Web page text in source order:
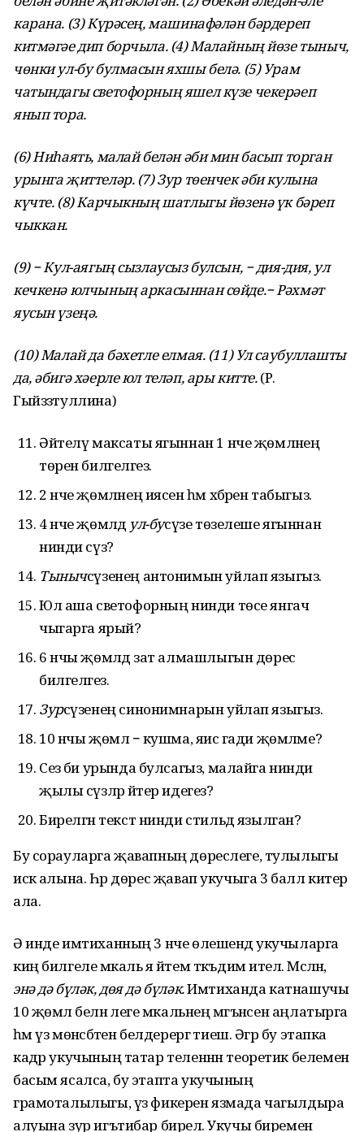
карана. (3) Күрәсең, машина­фәлән бәрдереп
китмәгәе дип борчыла. (4) Малайның йөзе тыныч,
чөнки ул-бу булмасын яхшы белә. (5) Урам
чатындагы светофорның яшел күзе чекерәеп
янып тора.
(6) Ниһаять, малай белән әби мин басып торган
урынга җиттеләр. (7) Зур төенчек әби кулына
күчте. (8) Карчыкның шатлыгы йөзенә үк бәреп
чыккан.
(9) − Кул-аягың сызлаусыз булсын, − дия-дия, ул
кечкенә юлчының аркасыннан сөйде.− Рәхмәт
яусын үзеңә.
(10) Малай да бәхетле елмая. (11) Ул саубуллашты
да, әбигә хәерле юл теләп, ары китте.(Р.
Гыйззәтуллина)
Әйтелү максаты ягыннан 1 нче җөмләнең
төрен билгеләгез.
2 нче җөмләнең иясен һәм хәбәрен табыгыз.
4 нче җөмләдә ул-бусүзе төзелеше ягыннан
нинди сүз?
Тынычсүзенең антонимын уйлап языгыз.
Юл аша светофорның нинди төсе янгач
чыгарга ярый?
6 нчы җөмләдә зат алмашлыгын дөрес
билгеләгез.
Зурсүзенең синонимнарын уйлап языгыз.
10 нчы җөмлә − кушма, яисә гади җөмләме?
Сез әби урында булсагыз, малайга нинди
җылы сүзләр әйтер идегез?
Бирелгән текст нинди стильдә язылган?
Бу сорауларга җавапның дөреслеге, тулылыгы
искә алына. Һәр дөрес җавап укучыга 3 балл китерә
ала.
Ә инде имтиханның 3 нче өлешендә укучыларга
киң билгеле мәкаль я әйтем тәкъдим ителә. Мәсәлән,
энә дә бүләк, дөя дә бүләк.Имтиханда катнашучы
10 җөмлә белән әлеге мәкальнең мәгънәсен аңлатырга
һәм үз мөнәсәбәтен белдерергә тиеш. Әгәр бу этапка
кадәр укучының татар теленнән теоретик белеменә
басым ясалса, бу этапта укучының
грамоталылыгы, үз фикерен язмада чагылдыра
алуына зур игътибар бирелә. Укучы биремен